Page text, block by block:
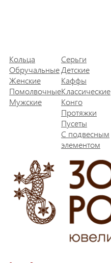
Кольца
Обручальные
Женские
Помолвочные
Мужские
Серьги
Детские
Каффы
Классические
Конго
Протяжки
Пусеты
С подвесным
элементом